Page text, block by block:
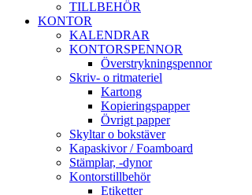
TILLBEHÖR
KONTOR
KALENDRAR
KONTORSPENNOR
Överstrykningspennor
Skriv- o ritmateriel
Kartong
Kopieringspapper
Övrigt papper
Skyltar o bokstäver
Kapaskivor / Foamboard
Stämplar, -dynor
Kontorstillbehör
Etiketter